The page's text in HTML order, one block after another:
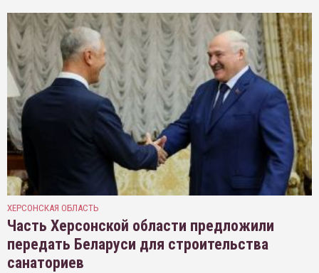
ХЕРСОНСКАЯ ОБЛАСТЬ
Часть Херсонской области предложили
передать Беларуси для строительства
санаториев